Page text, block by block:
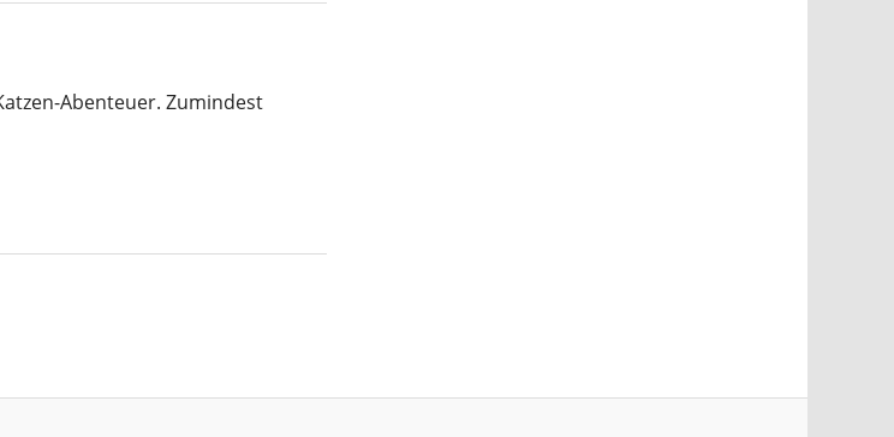
Abenteuer. Zumindest